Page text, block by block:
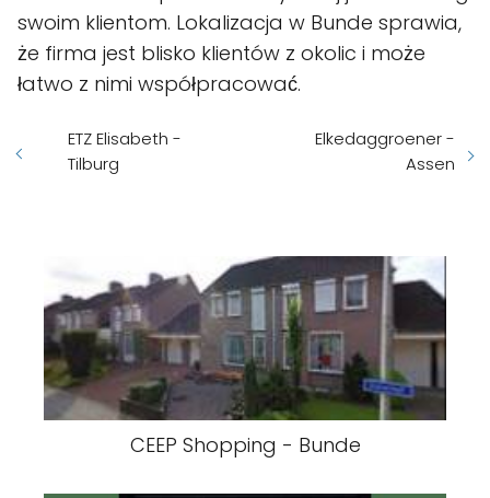
swoim klientom. Lokalizacja w Bunde sprawia,
że firma jest blisko klientów z okolic i może
łatwo z nimi współpracować.
ETZ Elisabeth -
Tilburg
Elkedaggroener -
Assen
CEEP Shopping - Bunde